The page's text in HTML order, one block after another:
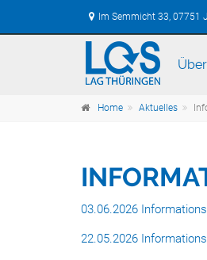
Im Semmicht 33, 07751
Home Aktuelles
03.06.2026
22.05.2026